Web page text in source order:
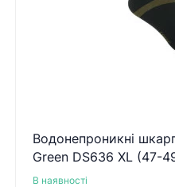
Водонепроникні
Green DS636 XL (47-
В наявності